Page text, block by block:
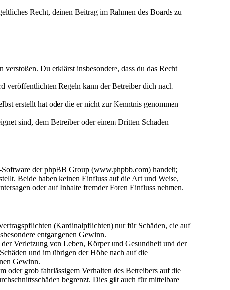
Recht, deinen Beitrag im Rahmen des Boards zu
Du erklärst insbesondere, dass du das Recht
veröffentlichten Regeln kann der Betreiber dich nach
erstellt hat oder die er nicht zur Kenntnis genommen
sind, dem Betreiber oder einem Dritten Schaden
der phpBB Group (www.phpbb.com) handelt;
Beide haben keinen Einfluss auf die Art und Weise,
oder auf Inhalte fremder Foren Einfluss nehmen.
(Kardinalpflichten) nur für Schäden, die auf
entgangenen Gewinn.
Verletzung von Leben, Körper und Gesundheit und der
und im übrigen der Höhe nach auf die
Gewinn.
oder grob fahrlässigem Verhalten des Betreibers auf die
begrenzt. Dies gilt auch für mittelbare